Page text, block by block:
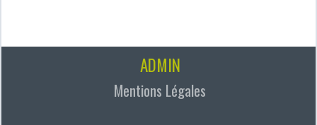
ADMIN
Mentions Légales